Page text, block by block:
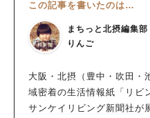
この記事を書いたのは…
まちっと北摂編集部
りんご
大阪・北摂（豊中・吹田・
域密着の生活情報紙「リビ
サンケイリビング新聞社が